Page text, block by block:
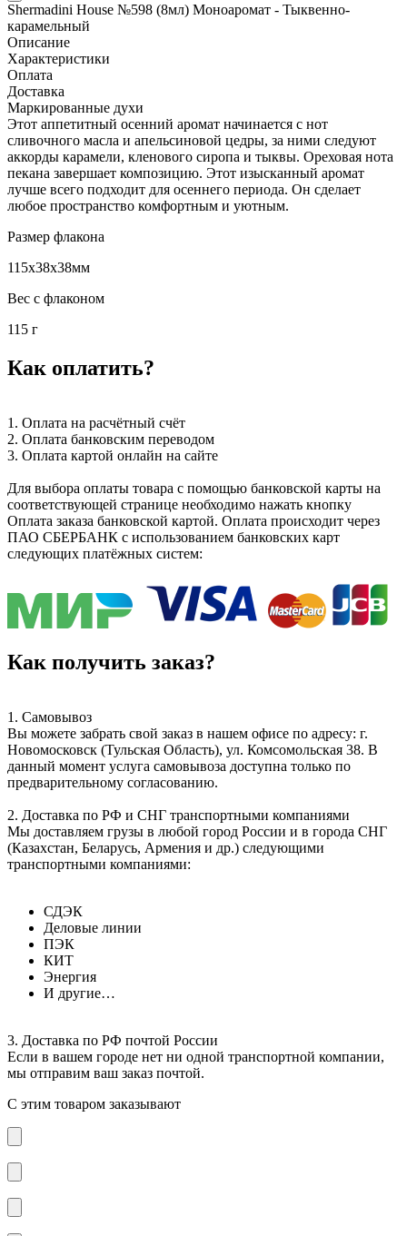
Shermadini House №598 (8мл) Моноаромат - Тыквенно-
карамельный
Описание
Характеристики
Оплата
Доставка
Маркированные духи
Этот аппетитный осенний аромат начинается с нот
сливочного масла и апельсиновой цедры, за ними следуют
аккорды карамели, кленового сиропа и тыквы. Ореховая нота
пекана завершает композицию. Этот изысканный аромат
лучше всего подходит для осеннего периода. Он сделает
любое пространство комфортным и уютным.
Размер флакона
115x38x38мм
Вес с флаконом
115 г
Как оплатить?
1. Оплата на расчётный счёт
2. Оплата банковским переводом
3. Оплата картой онлайн на сайте
Для выбора оплаты товара с помощью банковской карты на
соответствующей странице необходимо нажать кнопку
Оплата заказа банковской картой. Оплата происходит через
ПАО СБЕРБАНК с использованием банковских карт
следующих платёжных систем:
Как получить заказ?
1. Самовывоз
Вы можете забрать свой заказ в нашем офисе по адресу: г.
Новомосковск (Тульская Область), ул. Комсомольская 38. В
данный момент услуга самовывоза доступна только по
предварительному согласованию.
2. Доставка по РФ и СНГ транспортными компаниями
Мы доставляем грузы в любой город России и в города СНГ
(Казахстан, Беларусь, Армения и др.) следующими
транспортными компаниями:
СДЭК
Деловые линии
ПЭК
КИТ
Энергия
И другие…
3. Доставка по РФ почтой России
Если в вашем городе нет ни одной транспортной компании,
мы отправим ваш заказ почтой.
С этим товаром заказывают